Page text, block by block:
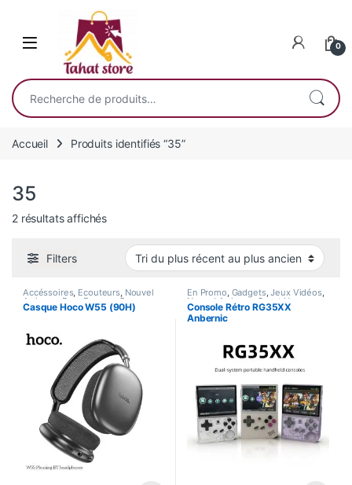
0
Recherche pour :
Accueil Produits identifiés “35”
35
2 résultats affichésTrié du plus récent au plus ancien
Filters
Accéssoires, Écouteurs, Nouvel
Arrivage ,Pour Femme, Son
Casque Hoco W55 (90H)
En Promo, Gadgets,Jeux Vidéos,
Nouvel Arrivage,Smart Home
Console Rétro RG35XX
Anbernic